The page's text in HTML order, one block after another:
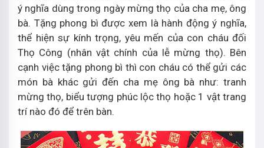
ý nghĩa dùng trong ngày mừng thọ của cha mẹ, ông
bà. Tặng phong bì được xem là hành động ý nghĩa,
thể hiện sự kính trọng, yêu mến của con cháu đối
Thọ Công (nhân vật chính của lễ mừng thọ). Bên
cạnh việc tặng phong bì thì con cháu có thể gửi các
món bà khác gửi đến cha mẹ ông bà như: tranh
mừng thọ, biểu tượng phúc lộc thọ hoặc 1 vật trang
trí nào đó để trên bàn.